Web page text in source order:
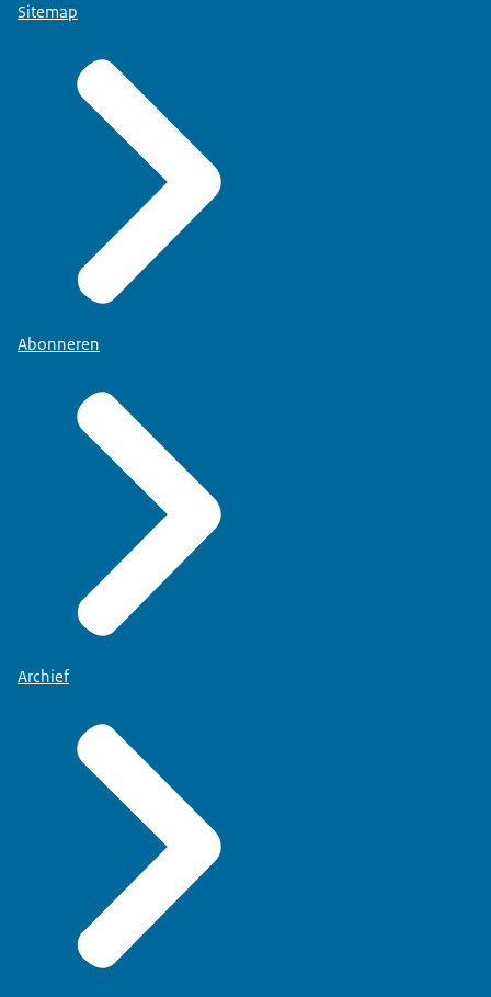
Sitemap
Abonneren
Archief